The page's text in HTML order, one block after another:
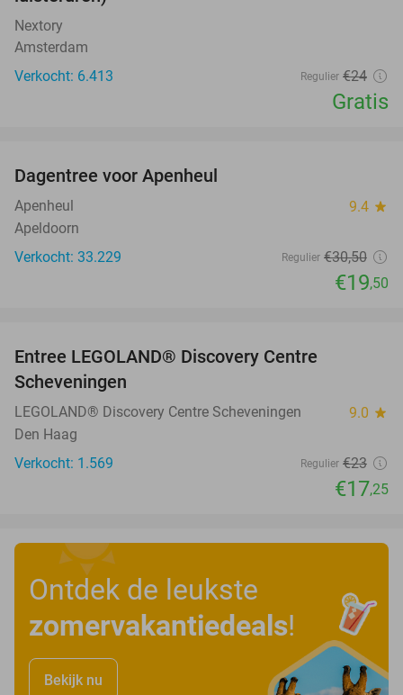
Nextory
Amsterdam
Verkocht: 6.413
Regulier €24
Gratis
Dagentree voor Apenheul
Apenheul 9.4 star
Apeldoorn
Verkocht: 33.229
Regulier €30,50
€19,50
Entree LEGOLAND® Discovery Centre
Scheveningen
LEGOLAND® Discovery Centre Scheveningen 9.0 star
Den Haag
Verkocht: 1.569
Regulier €23
€17,25
Ontdek de leukste
zomervakantiedeals!
Bekijk nu